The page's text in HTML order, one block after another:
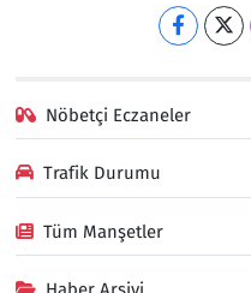
Nöbetçi Eczaneler
Trafik Durumu
Tüm Manşetler